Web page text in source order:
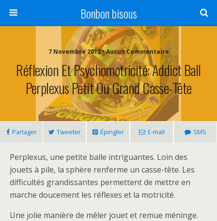
Bonbon bisous
7 Novembre 2012 • Aucun Commentaire
Réflexion Et Psychomotricité: Addict Ball
Perplexus Petit Ou Grand Casse-Tête
Partager Tweeter Épingler E-mail SMS
Perplexus, une petite balle intriguantes. Loin des
jouets à pile, la sphère renferme un casse-tête. Les
difficultés grandissantes permettent de mettre en
marche doucement les réflexes et la motricité.
Une jolie manière de mêler jouet et remue méninge.